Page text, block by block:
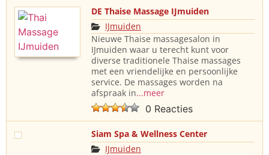
DE Thaise Massage IJmuiden
IJmuiden
Nieuwe Thaise massagesalon in
IJmuiden waar u terecht kunt voor
diverse traditionele Thaise massages
met een vriendelijke en persoonlijke
service. De massages worden na
afspraak in...meer
0 Reacties
Siam Spa & Wellness Center
IJmuiden